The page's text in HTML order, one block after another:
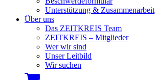
Unterstützung & Zusammenarbeit
Über uns
Das ZEITKREIS Team
ZEITKREIS – Mitglieder
Wer wir sind
Unser Leitbild
Wir suchen